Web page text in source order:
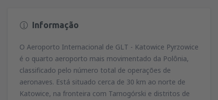
Informação
O Aeroporto Internacional de GLT - Katowice Pyrzowice
é o quarto aeroporto mais movimentado da Polônia,
classificado pelo número total de operações de
aeronaves. Está situado cerca de 30 km ao norte de
Katowice, na fronteira com Tarnogórski e distritos de